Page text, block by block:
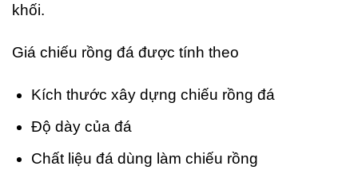
khối.
Giá chiếu rồng đá được tính theo
Kích thước xây dựng chiếu rồng đá
Độ dày của đá
Chất liệu đá dùng làm chiếu rồng